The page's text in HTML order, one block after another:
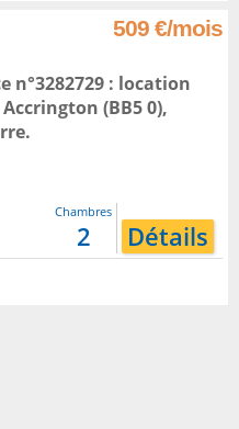
509 €/mois
n°3282729 : location
Accrington (BB5 0),
.
Chambres
2 Détails